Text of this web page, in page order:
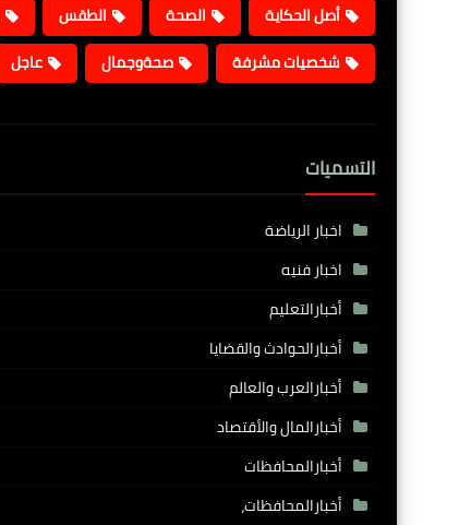
أصل الحكاية
الصحة الطقس
شخصيات مشرفة
صحةوجمال عاجل
التسميات
اخبار الرياضة
اخبار فنيه
أخبارالتعليم
أخبارالحوادث والقضايا
أخبارالعرب والعالم
أخبارالمال والأقتصاد
أخبارالمحافظات
أخبارالمحافظات،